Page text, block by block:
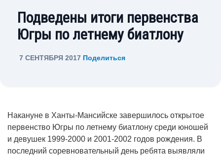
Подведены итоги первенства
Югры по летнему биатлону
7 СЕНТЯБРЯ 2017 Поделиться
Накануне в Ханты-Мансийске завершилось открытое
первенство Югры по летнему биатлону среди юношей
и девушек 1999-2000 и 2001-2002 годов рождения. В
последний соревновательный день ребята выявляли